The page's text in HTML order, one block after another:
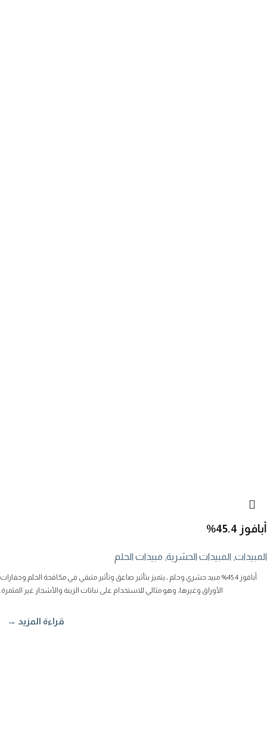
أبافوز 45.4%
المبيدات المبيدات الحشرية مبيدات الحلم
أبافوز 45.4% مبيد حشري وحلم ، يتميز بتأثير صاعق وتأثير متبقي في مكافحة الحلم وحفارات
الأوراق وغيرها، وهو مثالي للاستخدام على نباتات الزينة والأشجار غير المثمرة.
قراءة المزيد →